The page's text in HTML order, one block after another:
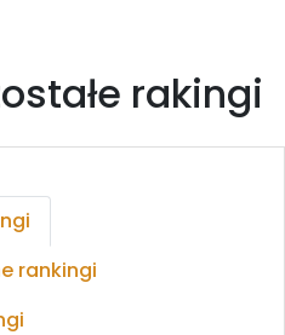
rakingi
rankingi